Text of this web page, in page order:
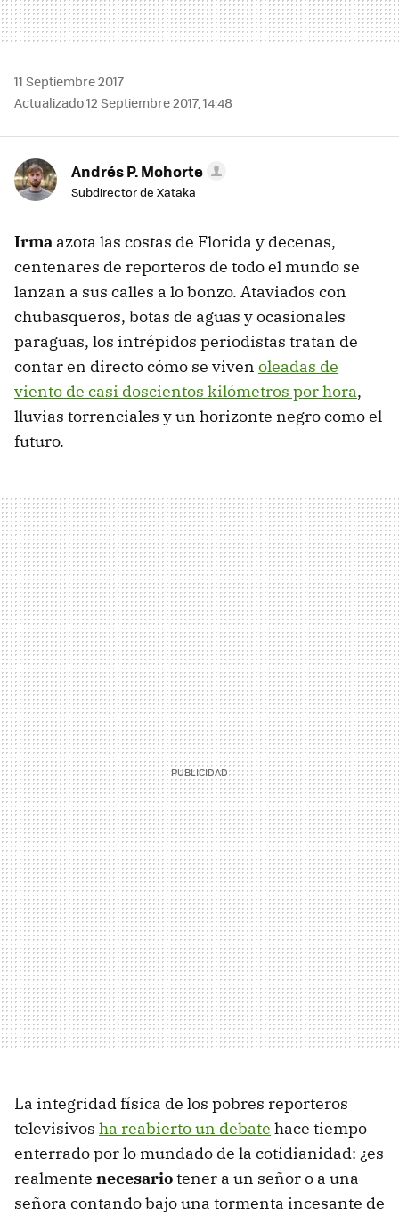
11 Septiembre 2017
Actualizado 12 Septiembre 2017, 14:48
Andrés P. Mohorte
Subdirector de Xataka
Irma azota las costas de Florida y decenas,
centenares de reporteros de todo el mundo se
lanzan a sus calles a lo bonzo. Ataviados con
chubasqueros, botas de aguas y ocasionales
paraguas, los intrépidos periodistas tratan de
contar en directo cómo se viven oleadas de
viento de casi doscientos kilómetros por hora,
lluvias torrenciales y un horizonte negro como el
futuro.
La integridad física de los pobres reporteros
televisivos ha reabierto un debate hace tiempo
enterrado por lo mundado de la cotidianidad: ¿es
realmente necesariotener a un señor o a una
señora contando bajo una tormenta incesante de